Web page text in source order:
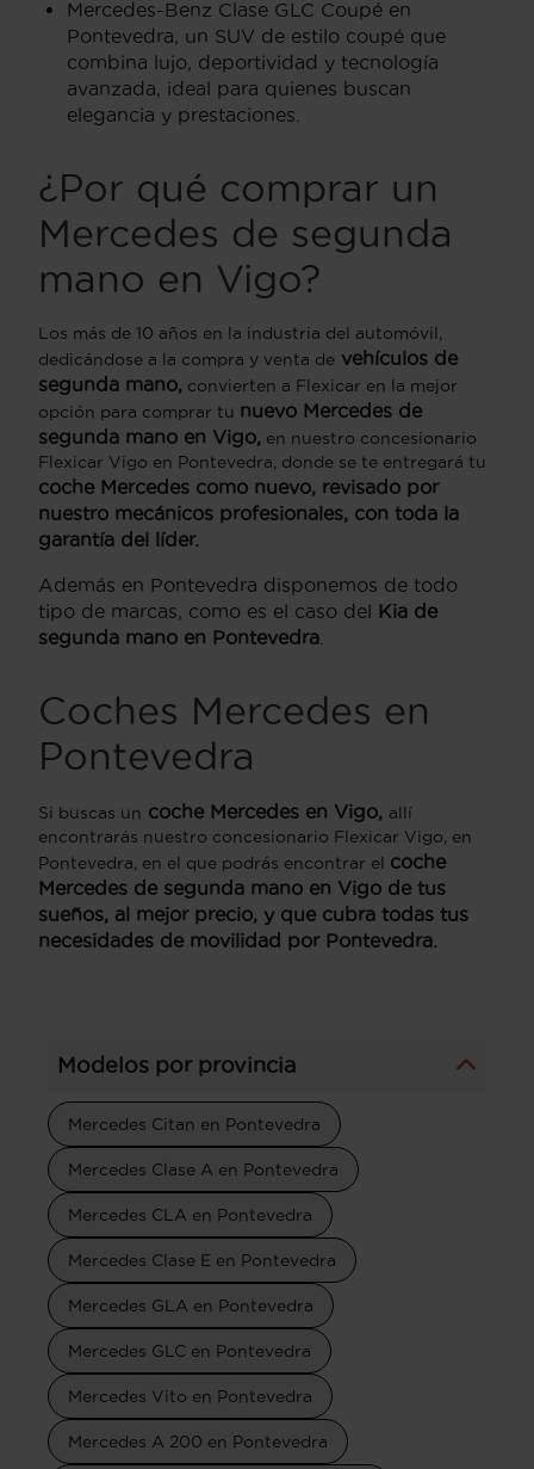
Mercedes-Benz Clase GLC Coupé en
Pontevedra, un SUV de estilo coupé que
combina lujo, deportividad y tecnología
avanzada, ideal para quienes buscan
elegancia y prestaciones.
¿Por qué comprar un
Mercedes de segunda
mano en Vigo?
Los más de 10 años en la industria del automóvil,
dedicándose a la compra y venta de vehículos de
segunda mano, convierten a Flexicar en la mejor
opción para comprar tu nuevo Mercedes de
segunda mano en Vigo, en nuestro concesionario
Flexicar Vigo en Pontevedra, donde se te entregará tu
coche Mercedes como nuevo, revisado por
nuestro mecánicos profesionales, con toda la
garantía del líder.
Además en Pontevedra disponemos de todo
tipo de marcas, como es el caso del Kia de
segunda mano en Pontevedra
Coches Mercedes en
Pontevedra
Si buscas un coche Mercedes en Vigo,
allí
encontrarás nuestro concesionario Flexicar Vigo, en
Pontevedra, en el que podrás encontrar el coche
Mercedes de segunda mano en Vigo de tus
sueños, al mejor precio, y que cubra todas tus
necesidades de movilidad por Pontevedra.
Modelos por provincia
Mercedes Citan en Pontevedra
Mercedes Clase A en Pontevedra
Mercedes CLA en Pontevedra
Mercedes Clase E en Pontevedra
Mercedes GLA en Pontevedra
Mercedes GLC en Pontevedra
Mercedes Vito en Pontevedra
Mercedes A 200 en Pontevedra